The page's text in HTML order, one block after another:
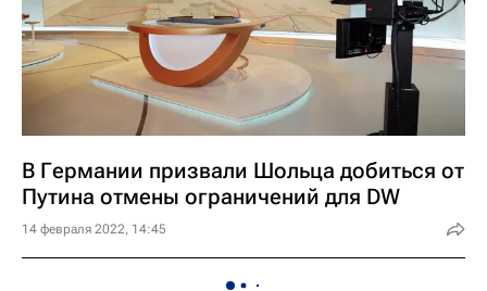
В Германии призвали Шольца добиться от
Путина отмены ограничений для DW
14 февраля 2022, 14:45